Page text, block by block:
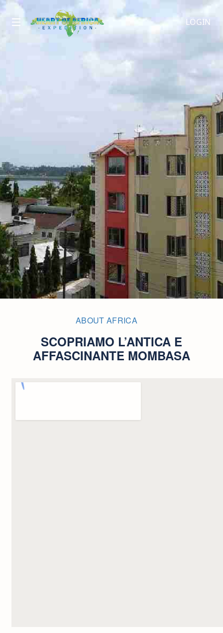
LOGIN
ABOUT AFRICA
SCOPRIAMO L’ANTICA E
AFFASCINANTE MOMBASA